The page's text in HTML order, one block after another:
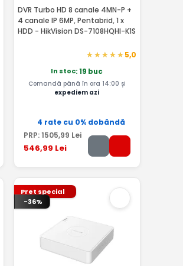
DVR Turbo HD 8 canale 4MN-P +
4 canale IP 6MP, Pentabrid, 1 x
HDD - HikVision DS-7108HQHI-K1S
5,0
In stoc: 19 buc
Comandă până în ora 14:00 și
expediem azi
4 rate cu 0% dobândă
PRP: 1505,99 Lei
546,99 Lei
Pret special
-36%